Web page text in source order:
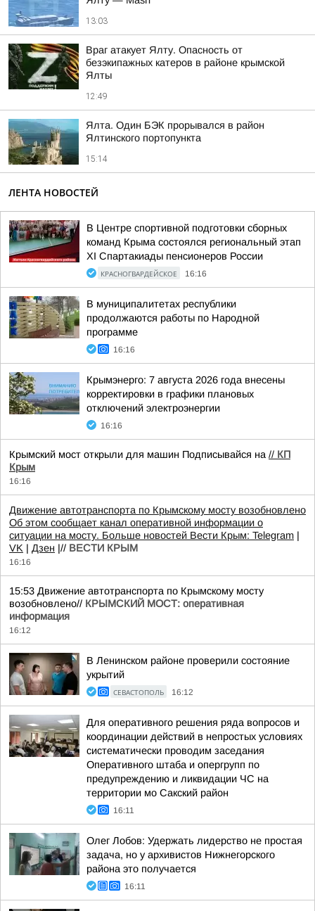
13:03
Враг атакует Ялту. Опасность от
безэкипажных катеров в районе крымской
Ялты
12:49
Ялта. Один БЭК прорывался в район
Ялтинского портопункта
15:14
ЛЕНТА НОВОСТЕЙ
В Центре спортивной подготовки сборных
команд Крыма состоялся региональный этап
XI Спартакиады пенсионеров России
КРАСНОГВАРДЕЙСКОЕ 16:16
В муниципалитетах республики
продолжаются работы по Народной
программе
16:16
Крымэнерго: 7 августа 2026 года внесены
корректировки в графики плановых
отключений электроэнергии
16:16
Крымский мост открыли для машин Подписывайся на // КП
Крым
16:16
Движение автотранспорта по Крымскому мосту возобновлено
Об этом сообщает канал оперативной информации о
ситуации на мосту. Больше новостей Вести Крым: Telegram |
VK | Дзен |// ВЕСТИ КРЫМ
16:16
15:53 Движение автотранспорта по Крымскому мосту
возобновлено// КРЫМСКИЙ МОСТ: оперативная
информация
16:12
В Ленинском районе проверили состояние
укрытий
СЕВАСТОПОЛЬ 16:12
Для оперативного решения ряда вопросов и
координации действий в непростых условиях
систематически проводим заседания
Оперативного штаба и опергрупп по
предупреждению и ликвидации ЧС на
территории мо Сакский район
16:11
Олег Лобов: Удержать лидерство не простая
задача, но у архивистов Нижнегорского
района это получается
16:11